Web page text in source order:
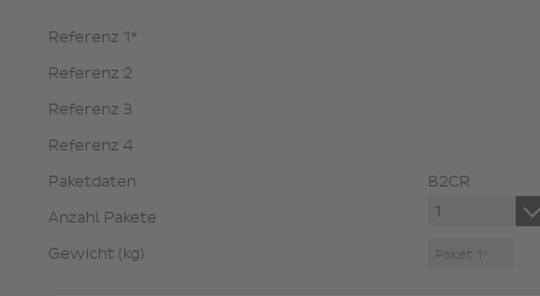
Referenz 1*
Referenz 2
Referenz 3
Referenz 4
Paketdaten
Anzahl Pakete
Gewicht (kg)
B2CR